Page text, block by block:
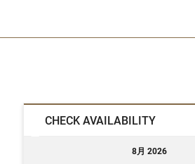
CHECK AVAILABILITY
8月 2026